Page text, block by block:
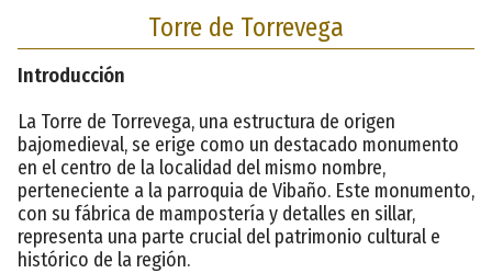
Torre de Torrevega
Introducción
La Torre de Torrevega, una estructura de origen
bajomedieval, se erige como un destacado monumento
en el centro de la localidad del mismo nombre,
perteneciente a la parroquia de Vibaño. Este monumento,
con su fábrica de mampostería y detalles en sillar,
representa una parte crucial del patrimonio cultural e
histórico de la región.